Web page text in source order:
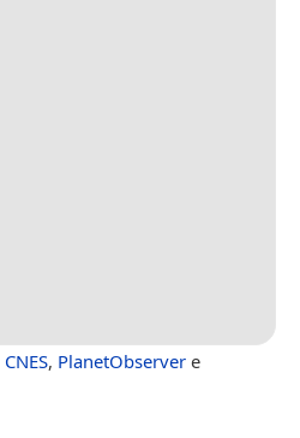
CNES, PlanetObserver e